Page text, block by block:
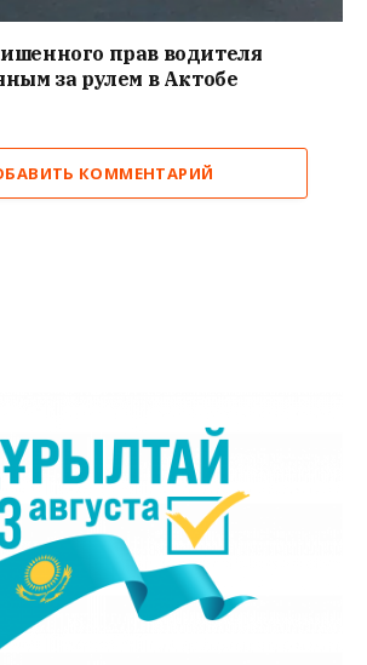
прав водителя
за рулем в Актобе
КОММЕНТАРИЙ